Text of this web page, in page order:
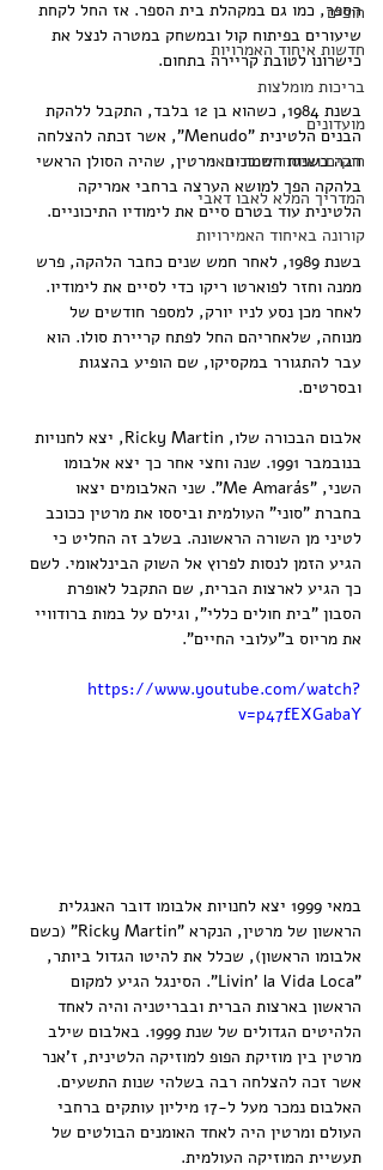
חופים
חדשות איחוד האמרויות
בריכות מומלצות
מועדונים
חוקים ואיסורים בדובאי
המדריך המלא לאבו דאבי
קורונה באיחוד האמירויות
הספר, כמו גם במקהלת בית הספר. אז החל לקחת
שיעורים בפיתוח קול ובמשחק במטרה לנצל את
כישרונו לטובת קריירה בתחום.
בשנת 1984, כשהוא בן 12 בלבד, התקבל ללהקת
הבנים הלטינית "Menudo", אשר זכתה להצלחה
רבה בשנות השמונים. מרטין, שהיה הסולן הראשי
בלהקה הפך למושא הערצה ברחבי אמריקה
הלטינית עוד בטרם סיים את לימודיו התיכוניים.
בשנת 1989, לאחר חמש שנים כחבר הלהקה, פרש
ממנה וחזר לפוארטו ריקו כדי לסיים את לימודיו.
לאחר מכן נסע לניו יורק, למספר חודשים של
מנוחה, שלאחריהם החל לפתח קריירת סולו. הוא
עבר להתגורר במקסיקו, שם הופיע בהצגות
ובסרטים.
אלבום הבכורה שלו, Ricky Martin, יצא לחנויות
בנובמבר 1991. שנה וחצי אחר כך יצא אלבומו
השני, "Me Amarás". שני האלבומים יצאו
בחברת "סוני" העולמית וביססו את מרטין ככוכב
לטיני מן השורה הראשונה. בשלב זה החליט כי
הגיע הזמן לנסות לפרוץ אל השוק הבינלאומי. לשם
כך הגיע לארצות הברית, שם התקבל לאופרת
הסבון "בית חולים כללי", וגילם על במות ברודוויי
את מריוס ב"עלובי החיים".
https://www.youtube.com/watch?
v=p47fEXGabaY
במאי 1999 יצא לחנויות אלבומו דובר האנגלית
הראשון של מרטין, הנקרא "Ricky Martin" (כשם
אלבומו הראשון), שכלל את להיטו הגדול ביותר,
"Livin' la Vida Loca". הסינגל הגיע למקום
הראשון בארצות הברית ובבריטניה והיה לאחד
הלהיטים הגדולים של שנת 1999. באלבום שילב
מרטין בין מוזיקת הפופ למוזיקה הלטינית, ז'אנר
אשר זכה להצלחה רבה בשלהי שנות התשעים.
האלבום נמכר מעל ל-17 מיליון עותקים ברחבי
העולם ומרטין היה לאחד האומנים הבולטים של
תעשיית המוזיקה העולמית.